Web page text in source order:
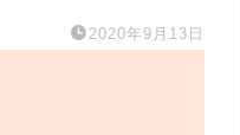
2020年9月13日